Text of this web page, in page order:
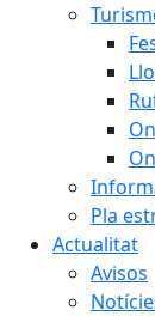
Pla
Actualitat
Avisos